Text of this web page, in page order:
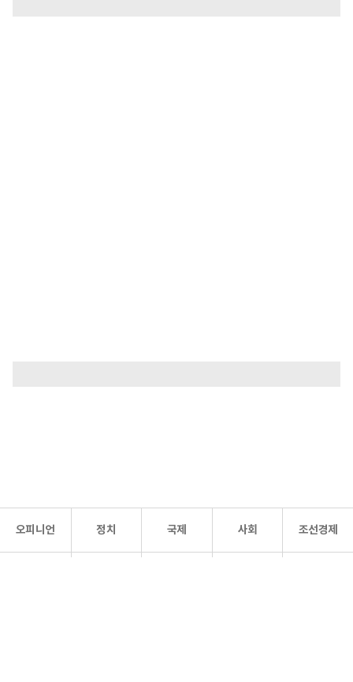
오피니언 정치 국제 사회 조선경제